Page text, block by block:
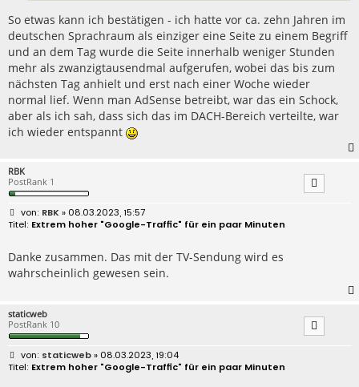
So etwas kann ich bestätigen - ich hatte vor ca. zehn Jahren im
deutschen Sprachraum als einziger eine Seite zu einem Begriff
und an dem Tag wurde die Seite innerhalb weniger Stunden
mehr als zwanzigtausendmal aufgerufen, wobei das bis zum
nächsten Tag anhielt und erst nach einer Woche wieder
normal lief. Wenn man AdSense betreibt, war das ein Schock,
aber als ich sah, dass sich das im DACH-Bereich verteilte, war
ich wieder entspannt
RBK
PostRank 1
B
e
i
r
a
g
RBK » 08.03.2023, 15:57
Extrem hoher "Google-Traffic" für ein paar Minuten
Danke zusammen. Das mit der TV-Sendung wird es
wahrscheinlich gewesen sein.
staticweb
PostRank 10
B
e
staticweb» 08.03.2023, 19:04
Extrem hoher "Google-Traffic" für ein paar Minuten